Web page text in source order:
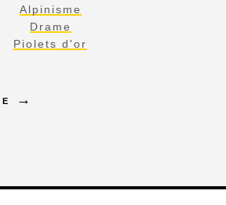
Alpinisme
Drame
Piolets d'or